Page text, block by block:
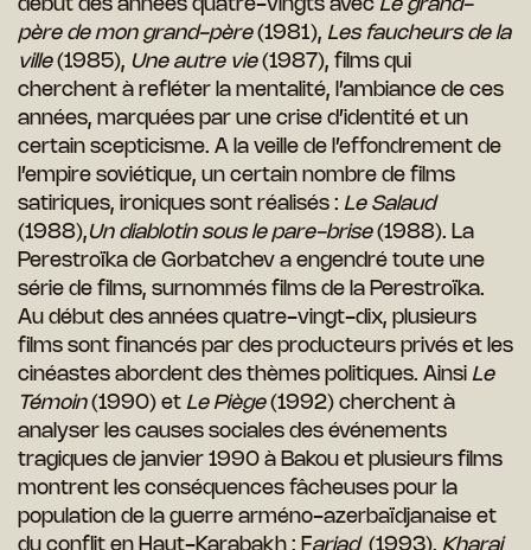
début des années quatre-vingts avec Le grand-
père de mon grand-père(1981), Les faucheurs de la
ville(1985), Une autre vie(1987), films qui
cherchent à refléter la mentalité, l’ambiance de ces
années, marquées par une crise d’identité et un
certain scepticisme. A la veille de l’effondrement de
l’empire soviétique, un certain nombre de films
satiriques, ironiques sont réalisés : Le Salaud
(1988),Un diablotin sous le pare-brise(1988). La
Perestroïka de Gorbatchev a engendré toute une
série de films, surnommés films de la Perestroïka.
Au début des années quatre-vingt-dix, plusieurs
films sont financés par des producteurs privés et les
cinéastes abordent des thèmes politiques. Ainsi Le
Témoin(1990) et Le Piège(1992) cherchent à
analyser les causes sociales des événements
tragiques de janvier 1990 à Bakou et plusieurs films
montrent les conséquences fâcheuses pour la
population de la guerre arméno-azerbaïdjanaise et
du conflit en Haut-Karabakh : Fariad (1993), Kharai